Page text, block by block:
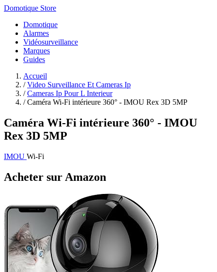
Domotique Store
Domotique
Alarmes
Vidéosurveillance
Marques
Guides
Accueil
/ Video Surveillance Et Cameras Ip
/ Cameras Ip Pour L Interieur
/ Caméra Wi-Fi intérieure 360° - IMOU Rex 3D 5MP
Caméra Wi-Fi intérieure 360° - IMOU
Rex 3D 5MP
IMOU Wi-Fi
Acheter sur Amazon